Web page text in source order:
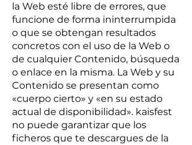
la Web esté libre de errores, que
funcione de forma ininterrumpida
o que se obtengan resultados
concretos con el uso de la Web o
de cualquier Contenido, búsqueda
o enlace en la misma. La Web y su
Contenido se presentan como
«cuerpo cierto» y «en su estado
actual de disponibilidad». kaisfest
no puede garantizar que los
ficheros que te descargues de la